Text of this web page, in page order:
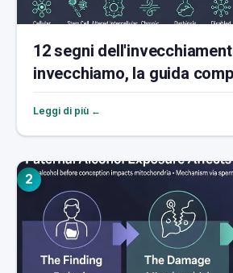
12 segni
invecchiamo, la guida
Leggi di più ←
2